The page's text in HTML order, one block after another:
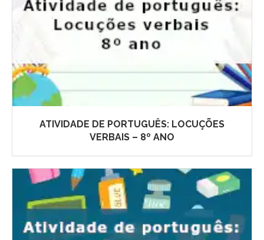
ATIVIDADE DE PORTUGUÊS: LOCUÇÕES
VERBAIS – 8º ANO